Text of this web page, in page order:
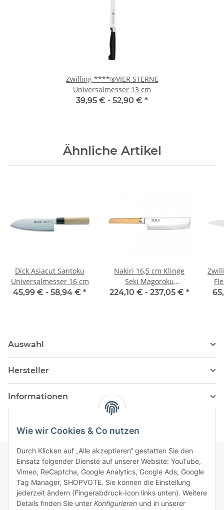
Wie wir Cookies & Co nutzen
Durch Klicken auf „Alle akzeptieren“ gestatten Sie den
Einsatz folgender Dienste auf unserer Website: YouTube,
Vimeo, ReCaptcha, Google Analytics, Google Ads, Google
Tag Manager, SHOPVOTE. Sie können die Einstellung
jederzeit ändern (Fingerabdruck-Icon links unten). Weitere
Details finden Sie unter Konfigurieren und in unserer
Zwilling ****®VIER STERNE
Universalmesser 13 cm
39,95 € - 52,90 € *
Ähnliche Artikel
Dick Asiacut Santoku
Universalmesser 16 cm
45,99 € - 58,94 € *
Nakiri 16,5 cm Klinge
Seki Magoroku
Composite von Kai
224,10 € - 237,05 € *
Auswahl
Hersteller
Informationen
Newsletter Abonnieren
Bitte senden Sie mir entsprechend Ihrer